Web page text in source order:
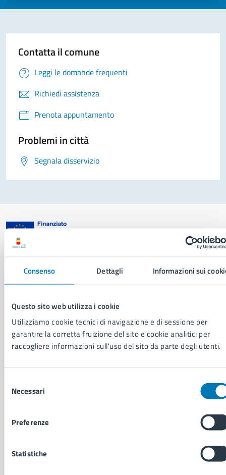
Consenso Dettagli Informazioni sui
Questo sito web utilizza i cookie
Utilizziamo cookie tecnici di navigazione e di sessione per
garantire la corretta fruizione del sito e cookie analitici per
raccogliere informazioni sull'uso del sito da parte degli utenti.
delNecessari
Preferenze
Statistiche
Contatta il comune
Leggi le domande frequenti
Richiedi assistenza
Prenota appuntamento
Problemi in città
Segnala disservizio
Aree amministrative
Organi di governo
Municipalità
Uffici
Enti e fondazioni
Documenti e dati
Ambiente